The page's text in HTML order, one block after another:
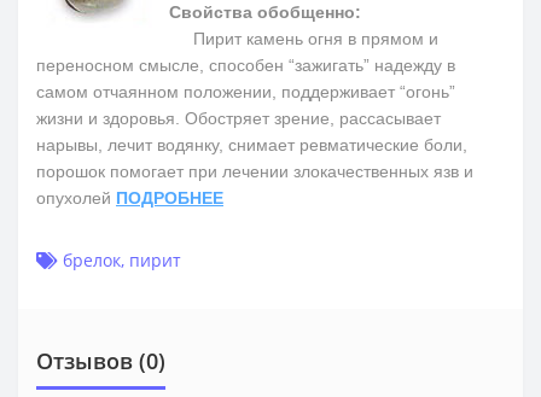
Свойства обобщенно:
Пирит камень огня в прямом и
переносном смысле, способен “зажигать” надежду в
самом отчаянном положении, поддерживает “огонь”
жизни и здоровья. Обостряет зрение, рассасывает
нарывы, лечит водянку, снимает ревматические боли,
порошок помогает при лечении злокачественных язв и
опухолей ПОДРОБНЕЕ
брелок, пирит
Отзывов (0)